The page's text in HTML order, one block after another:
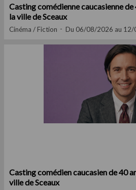
Casting comédienne caucasienne
la ville de Sceaux
Cinéma / Fiction Du 06/08/2026 au
Casting comédien caucasien de 40
ville de Sceaux